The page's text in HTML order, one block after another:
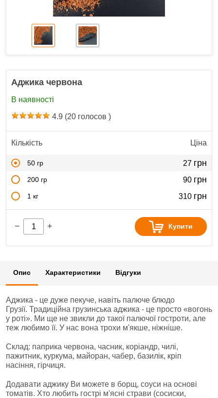
Аджика червона
В наявності
4.9 (20 голосов )
Кількість Ціна
50 гр 27 грн
200 гр 90 грн
1 кг 310 грн
− + Купити
Опис Характеристики Відгуки
Аджика - це дуже пекуче, навіть палюче блюдо
Грузії. Традиційна грузинська аджика - це просто «вогонь
у роті». Ми ще не звикли до такої палючої гостроти, але
теж любимо її. У нас вона трохи м'якше, ніжніше.
Склад: паприка червона, часник, коріандр, чилі,
пажитник, куркума, майоран, чабер, базилік, кріп
насіння, гірчиця.
Додавати аджику Ви можете в борщ, соуси на основі
томатів. Хто любить гострі м'ясні страви (сосиски,